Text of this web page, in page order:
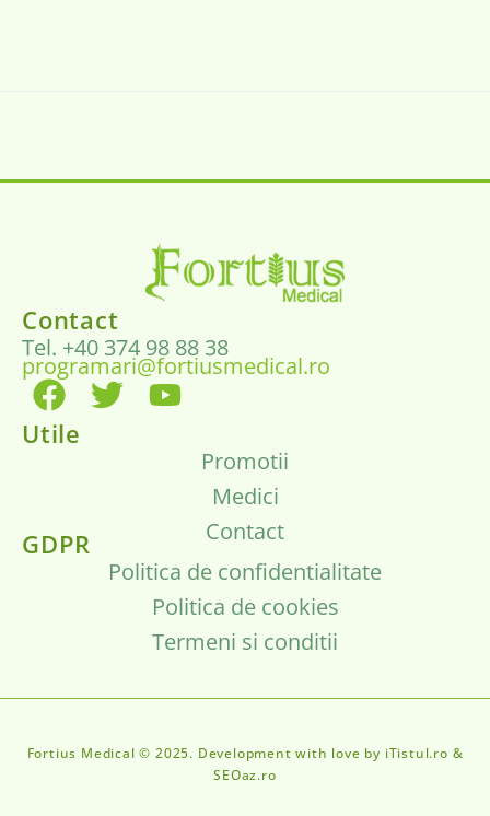
Contact
Tel. +40 374 98 88 38
programari@fortiusmedical.ro
Utile
Promotii
Medici
Contact
GDPR
Politica de confidentialitate
Politica de cookies
Termeni si conditii
Fortius Medical © 2025. Development with love by iTistul.ro &
SEOaz.ro